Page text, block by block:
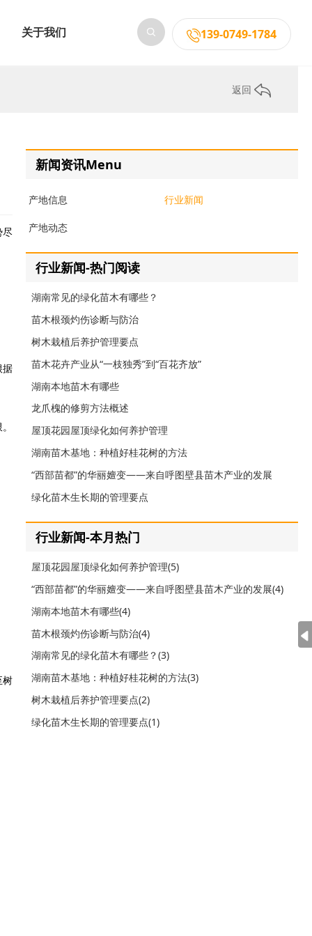
139-0749-1784
关于我们
返回
尽
据
树
新闻资讯Menu
产地信息 行业新闻
产地动态
行业新闻-热门阅读
湖南常见的绿化苗木有哪些？
苗木根颈灼伤诊断与防治
树木栽植后养护管理要点
苗木花卉产业从“一枝独秀”到“百花齐放”
湖南本地苗木有哪些
龙爪槐的修剪方法概述
屋顶花园屋顶绿化如何养护管理
湖南苗木基地：种植好桂花树的方法
“西部苗都”的华丽嬗变——来自呼图壁县苗木产业的发展
绿化苗木生长期的管理要点
行业新闻-本月热门
屋顶花园屋顶绿化如何养护管理(5)
“西部苗都”的华丽嬗变——来自呼图壁县苗木产业的发展(4)
湖南本地苗木有哪些(4)
苗木根颈灼伤诊断与防治(4)
湖南常见的绿化苗木有哪些？(3)
湖南苗木基地：种植好桂花树的方法(3)
树木栽植后养护管理要点(2)
绿化苗木生长期的管理要点(1)